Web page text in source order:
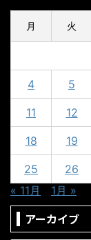
月 火
4 5
11 12
18 19
25 26
« 11月
1月 »
アーカイブ